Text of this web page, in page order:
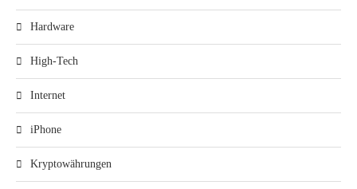
Hardware
High-Tech
Internet
iPhone
Kryptowährungen